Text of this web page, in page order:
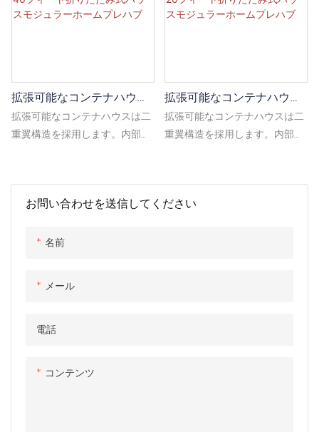
お問い合わせを送信してください
名前
メール
電話
コンテンツ
の利用可能な空間を広げ、より
スペースを拡張し、より広い居
拡張可能なコンテナハウス
40フィート折りたたみ式ハ
ウスモジュラーホームプレ
拡張可能なコンテナハウスは二
重翼構造を採用します。内部ス
家の使用可能なスペースを拡張
し、より大きなリビングスペー
拡張可能なコンテナハウス
20フィート折りたたみ式ハ
ウスモジュラーホームプレ
拡張可能なコンテナハウスは二
重翼構造を採用します。内部ス
家の使用可能なスペースを拡張
し、より大きなリビングスペー